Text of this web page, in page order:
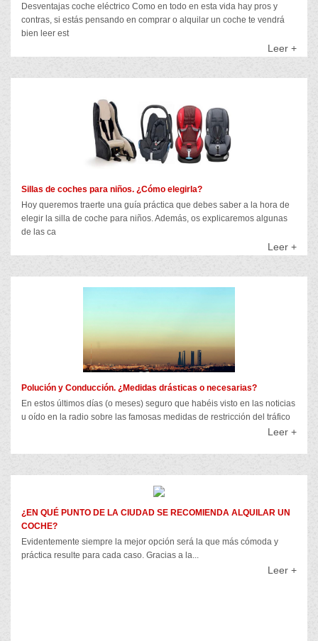
Desventajas coche eléctrico Como en todo en esta vida hay pros y
contras, si estás pensando en comprar o alquilar un coche te vendrá
bien leer est
Leer +
Sillas de coches para niños. ¿Cómo elegirla?
Hoy queremos traerte una guía práctica que debes saber a la hora de
elegir la silla de coche para niños. Además, os explicaremos algunas
de las ca
Leer +
Polución y Conducción. ¿Medidas drásticas o necesarias?
En estos últimos días (o meses) seguro que habéis visto en las noticias
u oído en la radio sobre las famosas medidas de restricción del tráfico
Leer +
¿EN QUÉ PUNTO DE LA CIUDAD SE RECOMIENDA ALQUILAR UN
COCHE?
Evidentemente siempre la mejor opción será la que más cómoda y
práctica resulte para cada caso. Gracias a la...
Leer +